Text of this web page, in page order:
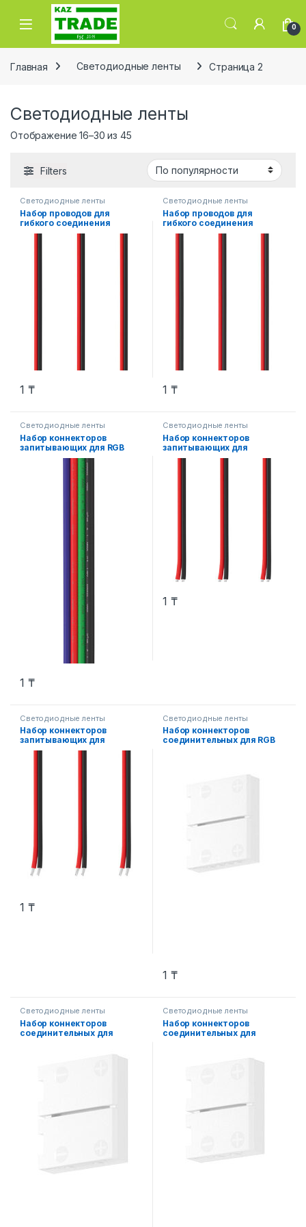
Skip to navigation
Skip to content
0
Главная Светодиодные ленты Страница 2
Светодиодные ленты
Отображение 16–30 из 45Сортировка: по рейтингу
Filters
Светодиодные ленты
Набор проводов для
гибкого соединения
одноцветной
1 ₸
Светодиодные ленты
Набор проводов для
гибкого соединения
одноцветной
1 ₸
Светодиодные ленты
Набор коннекторов
запитывающих для RGB
светодиодной ленты
шириной 10 мм 3 шт.
1 ₸
Светодиодные ленты
Набор коннекторов
запитывающих для
одноцветной
1 ₸
Светодиодные ленты
Набор коннекторов
запитывающих для
одноцветной
1 ₸
Светодиодные ленты
Набор коннекторов
соединительных для RGB
1 ₸
Светодиодные ленты
Набор коннекторов
соединительных для
светодиодной ленты
Светодиодные ленты
Набор коннекторов
соединительных для